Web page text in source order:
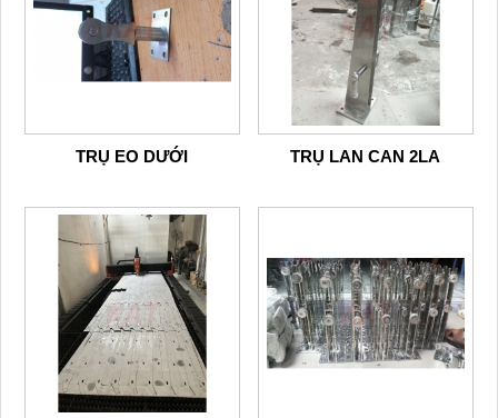
TRỤ EO DƯỚI TRỤ LAN CAN 2LA